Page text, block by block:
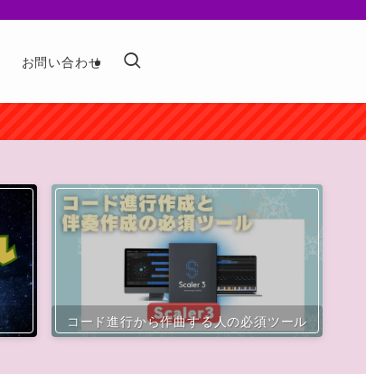
お問い合わせ
コード進行から作曲する人の必須ツール